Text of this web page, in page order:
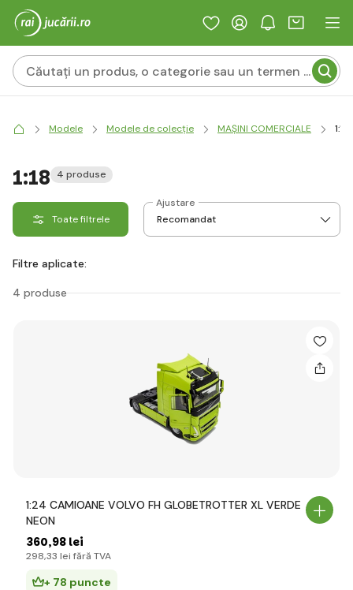
Modele Modele de colecție MAȘINI COMERCIALE 1:18
1:18 4 produse
Toate filtrele
Ajustare
Filtre aplicate:
4 produse
1:24 CAMIOANE VOLVO FH GLOBETROTTER XL VERDE
NEON
360,98 lei
298,33 lei fără TVA
+ 78 puncte